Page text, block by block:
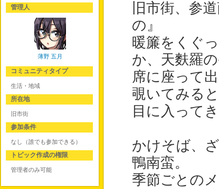
旧市街、参
の』
暖簾をくぐ
か、天麩羅
席に座って
覗いてみる
目に入って
かけそば、
鴨南蛮。
季節ごとの
管理人
薄野 五月
コミュニティタイプ
生活・地域
所在地
旧市街
参加条件
なし（誰でも参加できる）
トピック作成の権限
管理者のみ可能